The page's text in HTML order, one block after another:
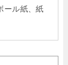
ール紙、紙